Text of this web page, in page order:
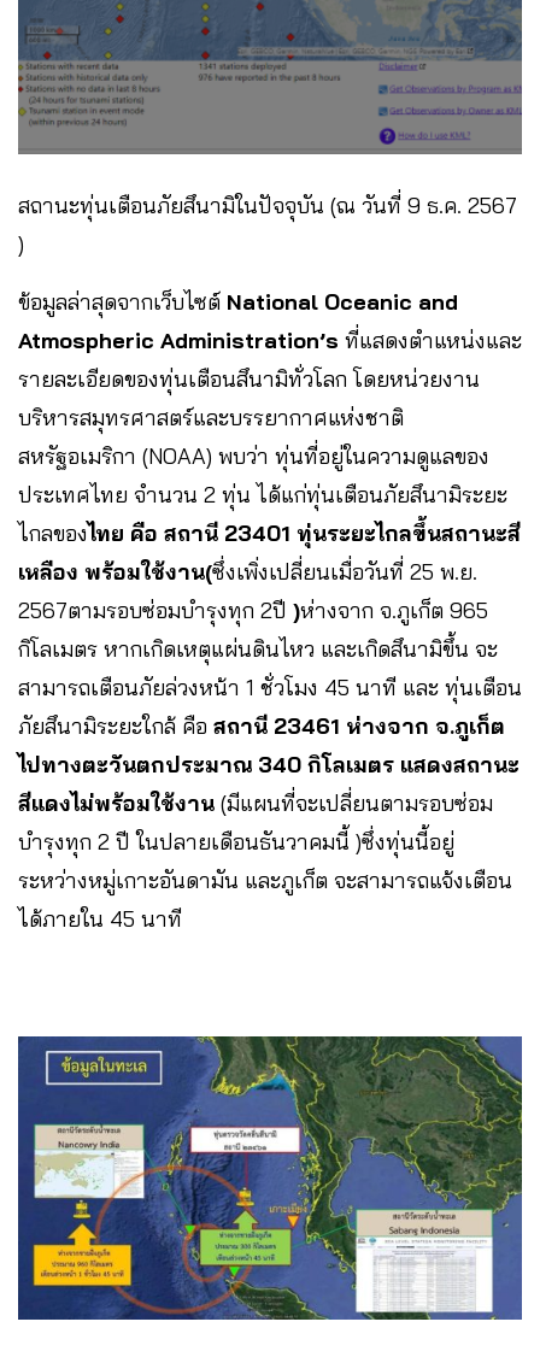
สถานะทุ่นเตือนภัยสึนามิในปัจจุบัน (ณ วันที่ 9 ธ.ค. 2567
)
ข้อมูลล่าสุดจากเว็บไซต์ National Oceanic and
Atmospheric Administration’s ที่แสดงตำแหน่งและ
รายละเอียดของทุ่นเตือนสึนามิทั่วโลก โดยหน่วยงาน
บริหารสมุทรศาสตร์และบรรยากาศแห่งชาติ
สหรัฐอเมริกา (NOAA) พบว่า ทุ่นที่อยู่ในความดูแลของ
ประเทศไทย จำนวน 2 ทุ่น ได้แก่ทุ่นเตือนภัยสึนามิระยะ
ไกลของไทย คือ สถานี 23401 ทุ่นระยะไกลขึ้นสถานะสี
เหลือง พร้อมใช้งาน(ซึ่งเพิ่งเปลี่ยนเมื่อวันที่ 25 พ.ย.
2567ตามรอบซ่อมบำรุงทุก 2ปี )ห่างจาก จ.ภูเก็ต 965
กิโลเมตร หากเกิดเหตุแผ่นดินไหว และเกิดสึนามิขึ้น จะ
สามารถเตือนภัยล่วงหน้า 1 ชั่วโมง 45 นาที และ ทุ่นเตือน
ภัยสึนามิระยะใกล้ คือ สถานี 23461 ห่างจาก จ.ภูเก็ต
ไปทางตะวันตกประมาณ 340 กิโลเมตร แสดงสถานะ
สีแดงไม่พร้อมใช้งาน (มีแผนที่จะเปลี่ยนตามรอบซ่อม
บำรุงทุก 2 ปี ในปลายเดือนธันวาคมนี้ )ซึ่งทุ่นนี้อยู่
ระหว่างหมู่เกาะอันดามัน และภูเก็ต จะสามารถแจ้งเตือน
ได้ภายใน 45 นาที